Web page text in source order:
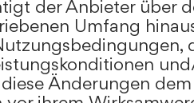
der Anbieter über
Umfang
Änderungen